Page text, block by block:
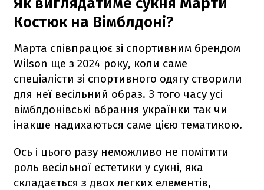
Костюк на Вімблдоні?
Марта співпрацює зі спортивним брендом
Wilson ще з 2024 року, коли саме
спеціалісти зі спортивного одягу створили
для неї весільний образ. З того часу усі
вімблдонівські вбрання українки так чи
інакше надихаються саме цією тематикою.
Ось і цього разу неможливо не помітити
роль весільної естетики у сукні, яка
складається з двох легких елементів,